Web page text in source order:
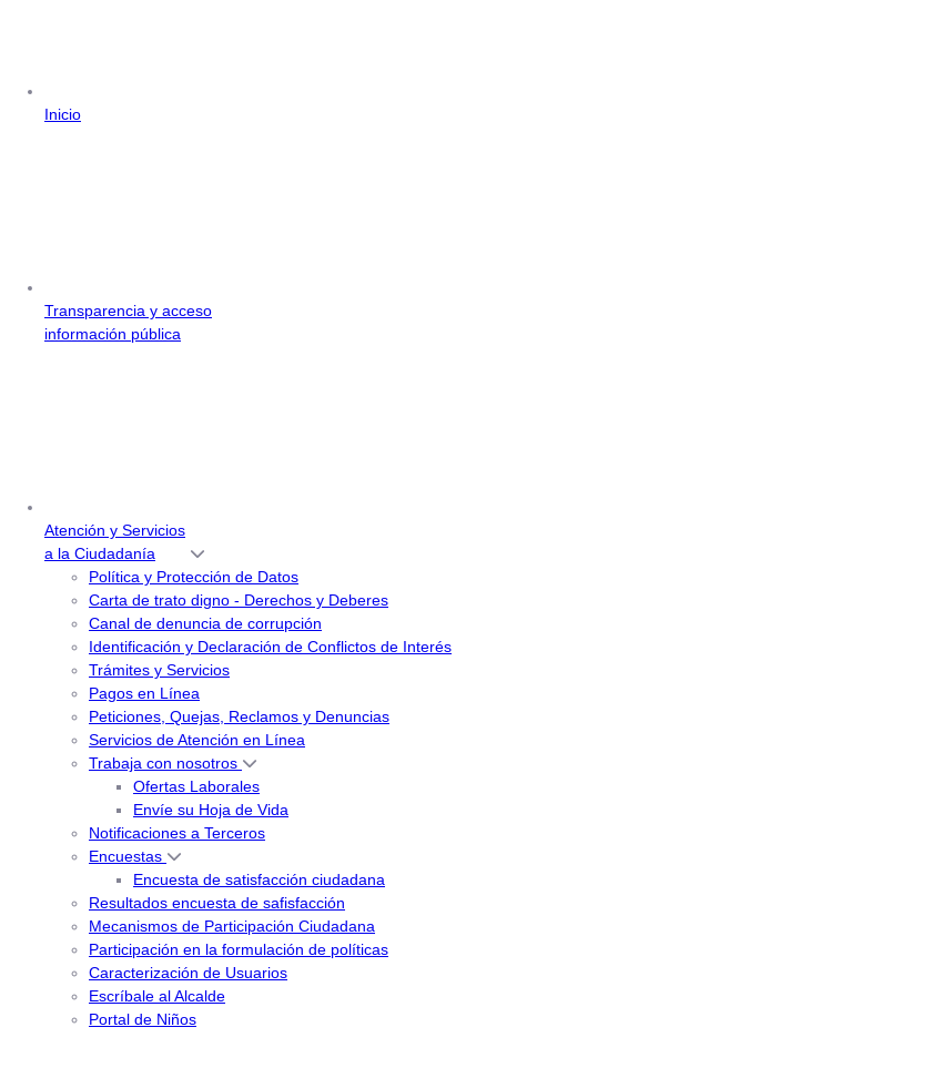
Inicio
Transparencia y acceso
información pública
Atención y Servicios
a la Ciudadanía
Política y Protección de Datos
Carta de trato digno - Derechos y Deberes
Canal de denuncia de corrupción
Identificación y Declaración de Conflictos de Interés
Trámites y Servicios
Pagos en Línea
Peticiones, Quejas, Reclamos y Denuncias
Servicios de Atención en Línea
Trabaja con nosotros
Ofertas Laborales
Envíe su Hoja de Vida
Notificaciones a Terceros
Encuestas
Encuesta de satisfacción ciudadana
Resultados encuesta de safisfacción
Mecanismos de Participación Ciudadana
Participación en la formulación de políticas
Caracterización de Usuarios
Escríbale al Alcalde
Portal de Niños